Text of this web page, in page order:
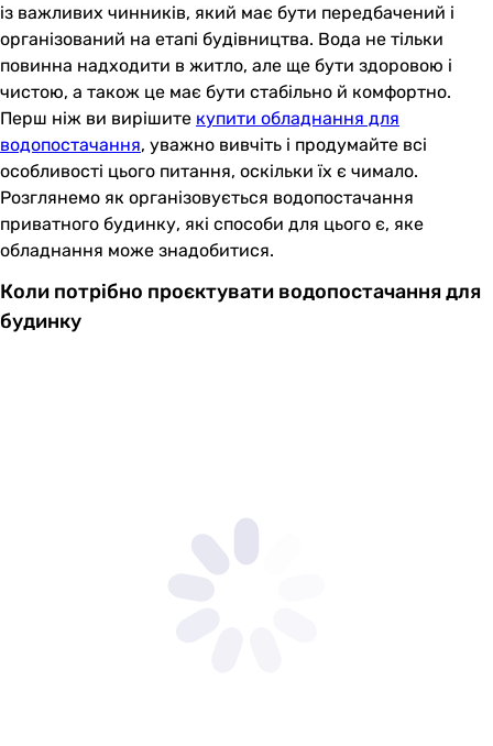
із важливих чинників, який має бути передбачений і
організований на етапі будівництва. Вода не тільки
повинна надходити в житло, але ще бути здоровою і
чистою, а також це має бути стабільно й комфортно.
Перш ніж ви вирішите купити обладнання для
водопостачання, уважно вивчіть і продумайте всі
особливості цього питання, оскільки їх є чимало.
Розглянемо як організовується водопостачання
приватного будинку, які способи для цього є, яке
обладнання може знадобитися.
Коли потрібно проєктувати водопостачання для
будинку